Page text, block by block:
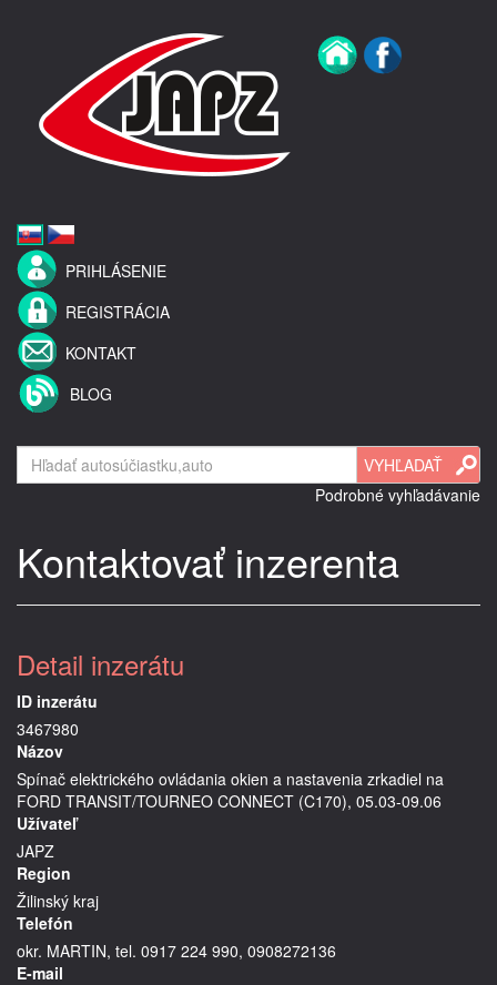
PRIHLÁSENIE
REGISTRÁCIA
KONTAKT
BLOG
Podrobné vyhľadávanie
Kontaktovať inzerenta
Detail inzerátu
ID inzerátu
3467980
Názov
Spínač elektrického ovládania okien a nastavenia zrkadiel na
FORD TRANSIT/TOURNEO CONNECT (C170), 05.03-09.06
Užívateľ
JAPZ
Region
Žilinský kraj
Telefón
okr. MARTIN, tel. 0917 224 990, 0908272136
E-mail